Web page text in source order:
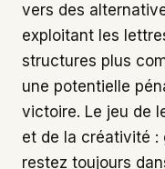
vers des
exploitant les
structures plus
une potentielle
victoire. Le jeu de
et de la créativité :
restez toujours